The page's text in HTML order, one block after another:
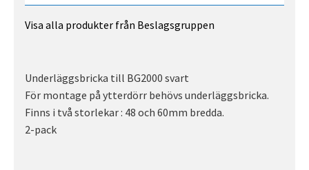
Visa alla produkter från Beslagsgruppen
Underläggsbricka till BG2000 svart
För montage på ytterdörr behövs underläggsbricka.
Finns i två storlekar : 48 och 60mm bredda.
2-pack